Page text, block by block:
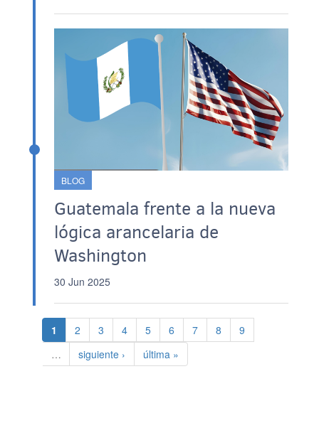
BLOG
Guatemala frente a la nueva
lógica arancelaria de
Washington
30 Jun 2025
Paginación
Página actual
1 Página
2 Página
3 Página
4 Página
5 Página
6 Página
7 Página
8 Página
9
…
Siguiente página
siguiente › Última página
última »